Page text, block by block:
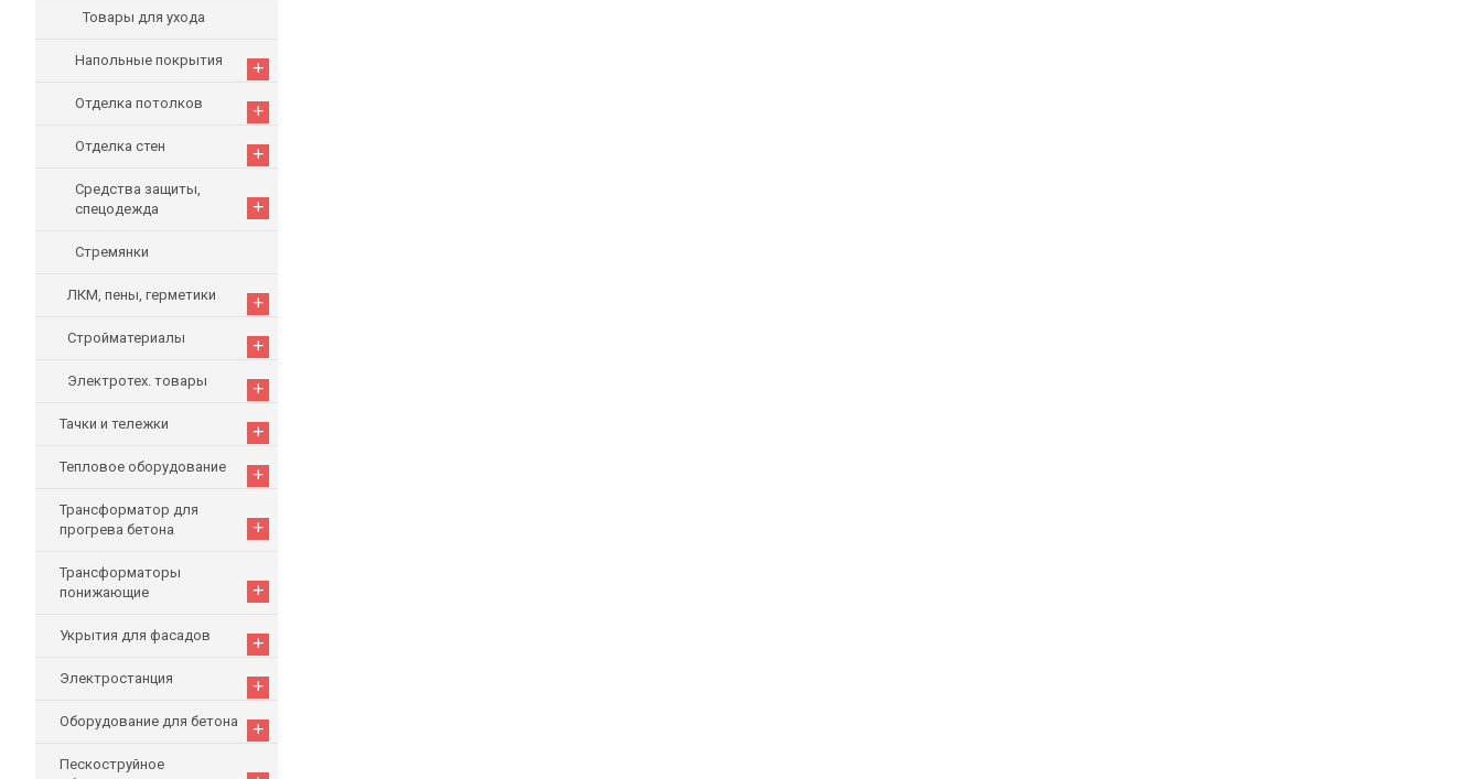
Товары для ухода
Напольные покрытия +
Отделка потолков +
Отделка стен +
Средства защиты,
спецодежда
+
Стремянки
ЛКМ, пены, герметики +
Стройматериалы +
Электротех. товары +
Тачки и тележки +
Тепловое оборудование +
Трансформатор для
прогрева бетона
+
Трансформаторы
понижающие
+
Укрытия для фасадов +
Электростанция +
Оборудование для бетона +
Пескоструйное